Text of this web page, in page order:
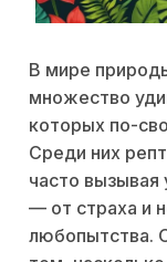
В мире
множество
которых по-
Среди них
часто
— от страха и
любопытства.